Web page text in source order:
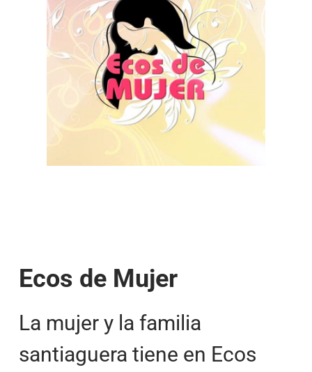
Ecos de Mujer
La mujer y la familia
santiaguera tiene en Ecos